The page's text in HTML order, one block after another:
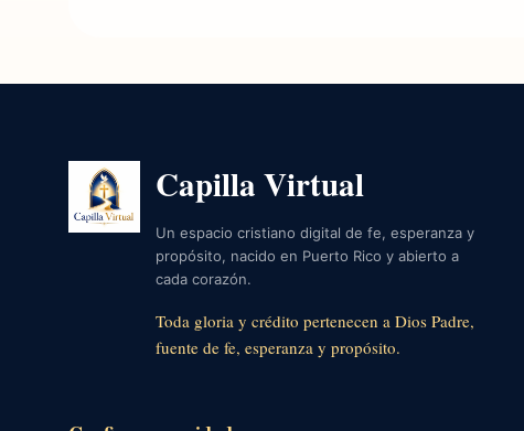
Capilla Virtual
Un espacio cristiano digital de fe, esperanza y
propósito, nacido en Puerto Rico y abierto a
cada corazón.
Toda gloria y crédito pertenecen a Dios Padre,
fuente de fe, esperanza y propósito.